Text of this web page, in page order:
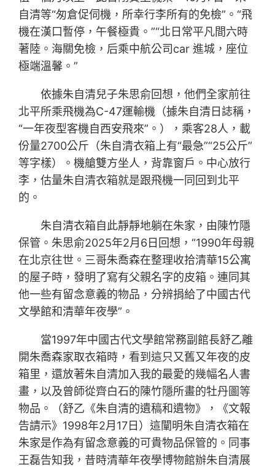
自清等“匆倉促伺機，所幸行李所有的免檢”。“飛
機在漢口暫停，午餐極貴。”“北日常平凡間六時
著陸。海關免檢，后乘中航公司car 進城，座位
極端溫馨。”
依據朱自清兒子朱思俞回想，他們全家前往
北平所乘飛機為C-47運輸機（據朱自清日誌稱，
“一年夜型客機自西安飛來”。），乘客28人，載
份量2700公斤（朱自清衣箱上有“最急”“25公斤”
等字樣）。機艙雙方坐人，背靠窗戶。中心放行
李，估量朱自清衣箱就是跟飛機一同回到北平
的。
朱自清衣箱自此靜靜地躺在朱家，由陳竹隱
保管。朱思俞2025年2月6日回想，“1990年母親
在北京往世。三哥朱喬森在整理收拾清華15公寓
的屋子時，發明了寫有父親名字的皮箱。連同其
他一些有留念意義的物品，分辨捐給了中國古代
文學館和清華年夜學”。
當1997年中國古代文學館常務副館長舒乙離
開朱喬森家取衣箱時，看到這只又舊又年夜的皮
箱里，還放著朱自清加入我的最愛的幾幅名人書
畫，以及曾師從齊白石的陳竹隱所畫的牡丹圖等
物品。（舒乙《朱自清的遺稿和遺物》，《文報
告請示》1998年2月17日）這闡明朱自清衣箱在
朱家是作為有留念意義的可貴物品保管的。同事
王磊告知我，昔時清華年夜學博物館辦朱自清展